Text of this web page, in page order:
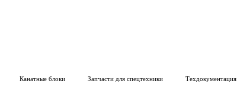
Канатные блоки Запчасти для спецтехники Техдокументация